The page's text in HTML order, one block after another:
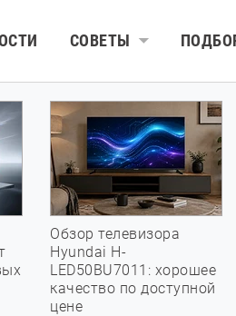
СОВЕТЫ
Обзор телевизора
Hyundai H-
LED50BU7011: хорошее
качество по доступной
цене